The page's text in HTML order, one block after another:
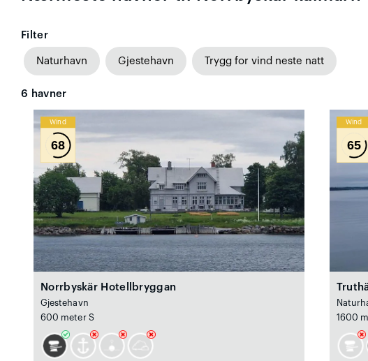
Filter
Naturhavn Gjestehavn Trygg for vind neste natt
6 havner
Wind
68
Norrbyskär Hotellbryggan
Gjestehavn
600 meter S
Wind
65
1600